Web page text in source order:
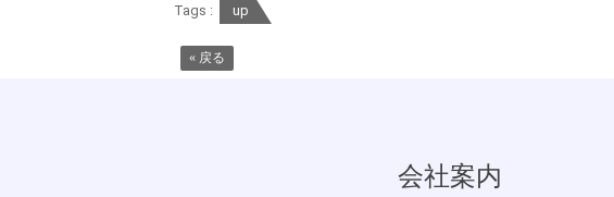
Tags : up
« 戻る
会社案内